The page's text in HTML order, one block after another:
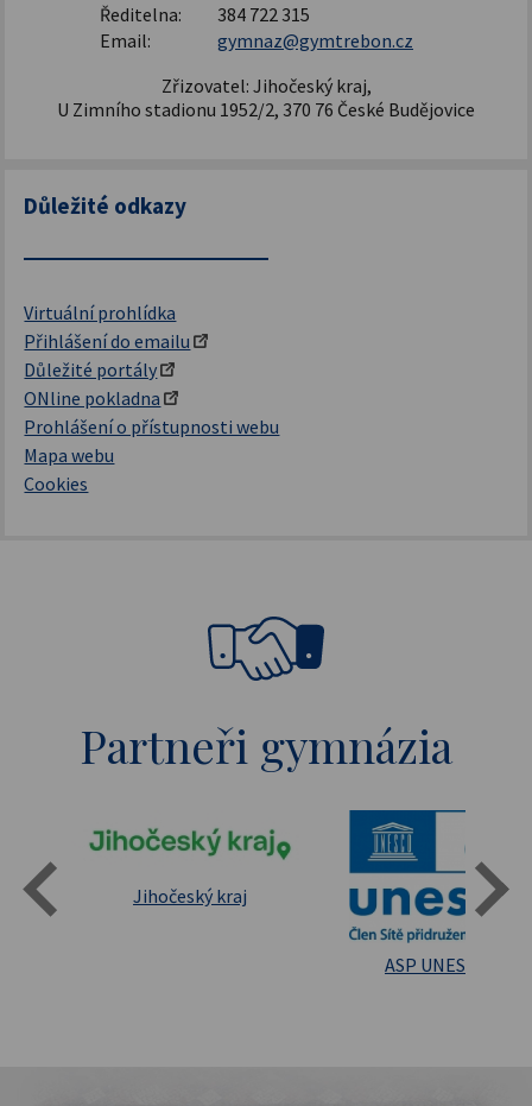
Ředitelna:
384 722 315
Email:
gymnaz@gymtrebon.cz
Zřizovatel: Jihočeský kraj,
U Zimního stadionu 1952/2, 370 76 České Budějovice
Důležité odkazy
Virtuální prohlídka
Přihlášení do emailu
Důležité portály
ONline pokladna
Prohlášení o přístupnosti webu
Mapa webu
Cookies
Partneři gymnázia
Státní oblastní archív Třeboň Jihočeský kraj